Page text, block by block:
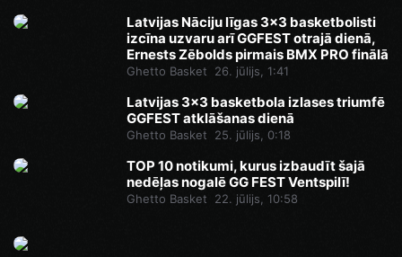
Latvijas Nāciju līgas 3x3 basketbolisti
izcīna uzvaru arī GGFEST otrajā dienā,
Ernests Zēbolds pirmais BMX PRO finālā
Ghetto Basket 26. jūlijs, 1:41
Latvijas 3x3 basketbola izlases triumfē
GGFEST atklāšanas dienā
Ghetto Basket 25. jūlijs, 0:18
TOP 10 notikumi, kurus izbaudīt šajā
nedēļas nogalē GG FEST Ventspilī!
Ghetto Basket 22. jūlijs, 10:58